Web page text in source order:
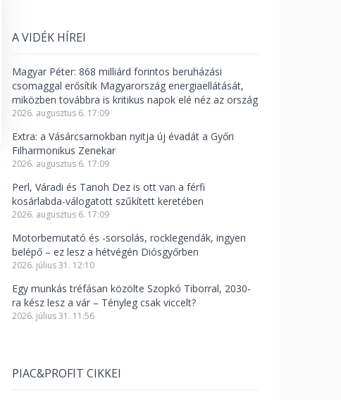
A VIDÉK HÍREI
Magyar Péter: 868 milliárd forintos beruházási
csomaggal erősítik Magyarország energiaellátását,
miközben továbbra is kritikus napok elé néz az ország
2026. augusztus 6. 17:09
Extra: a Vásárcsarnokban nyitja új évadát a Győri
Filharmonikus Zenekar
2026. augusztus 6. 17:09
Perl, Váradi és Tanoh Dez is ott van a férfi
kosárlabda-válogatott szűkített keretében
2026. augusztus 6. 17:09
Motorbemutató és -sorsolás, rocklegendák, ingyen
belépő – ez lesz a hétvégén Diósgyőrben
2026. július 31. 12:10
Egy munkás tréfásan közölte Szopkó Tiborral, 2030-
ra kész lesz a vár – Tényleg csak viccelt?
2026. július 31. 11:56
PIAC&PROFIT CIKKEI